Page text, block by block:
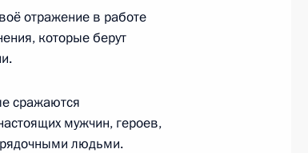
отражение в работе
которые берут
сражаются
мужчин, героев,
людьми.